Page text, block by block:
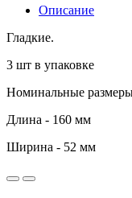
Описание
Гладкие.
3 шт в упаковке
Номинальные
Длина - 160 мм
Ширина - 52 мм